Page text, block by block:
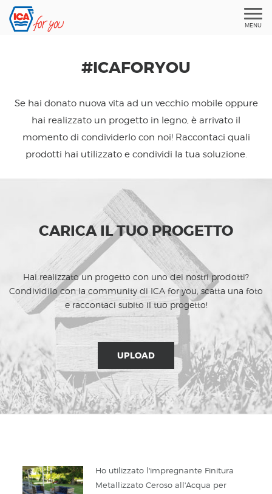
MENU
#ICAFORYOU
Se hai donato nuova vita ad un vecchio mobile oppure
hai realizzato un progetto in legno, è arrivato il
momento di condividerlo con noi! Raccontaci quali
prodotti hai utilizzato e condividi la tua soluzione.
CARICA IL TUO PROGETTO
Hai realizzato un progetto con uno dei nostri prodotti?
Condividilo con la community di ICA for you, scatta una foto
e raccontaci subito il tuo progetto!
UPLOAD
Ho utilizzato l'impregnante Finitura
Metallizzato Ceroso all'Acqua per